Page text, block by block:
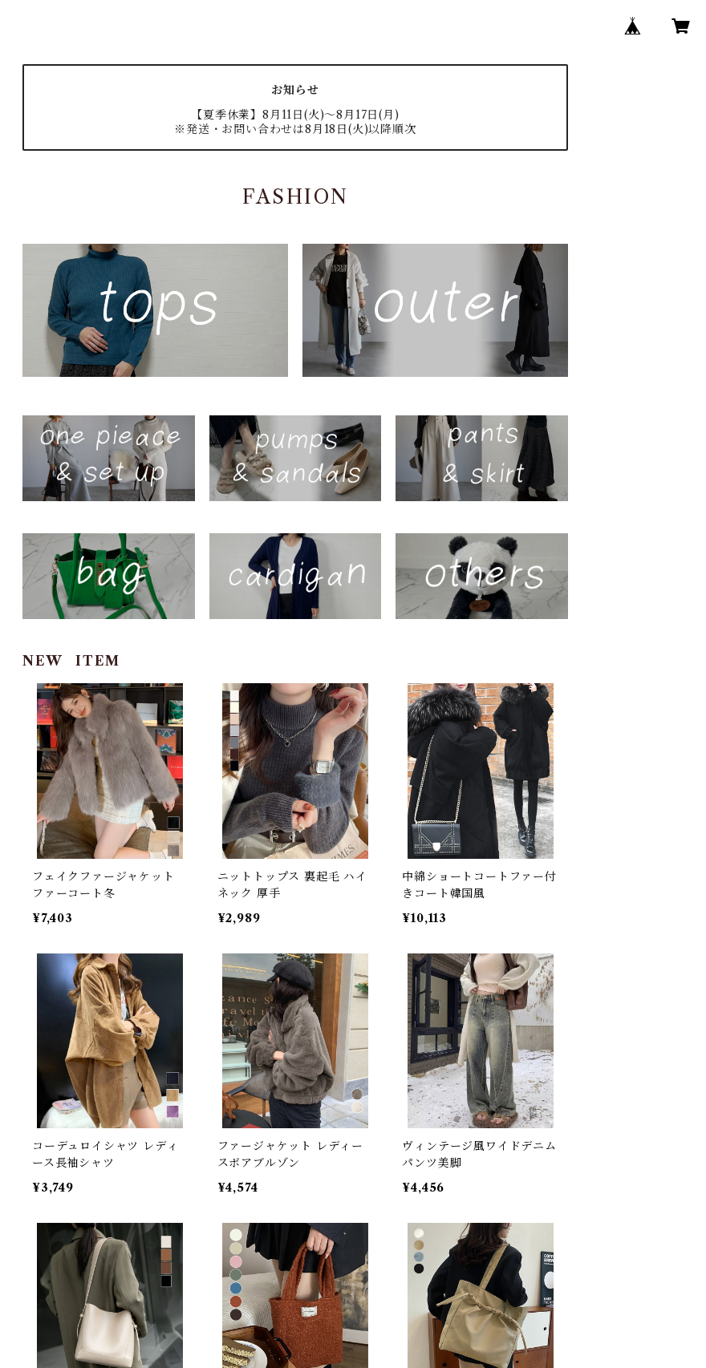
お知らせ
【夏季休業】8月11日(火)〜8月17日(月)
※発送・お問い合わせは8月18日(火)以降順次
FASHION
NEW ITEM
フェイクファージャケット
ファーコート冬
¥7,403
ニットトップス 裏起毛 ハイ
ネック 厚手
¥2,989
中綿ショートコートファー付
きコート韓国風
¥10,113
コーデュロイシャツ レディ
ース長袖シャツ
¥3,749
ファージャケット レディー
スボアブルゾン
¥4,574
ヴィンテージ風ワイドデニム
パンツ美脚
¥4,456